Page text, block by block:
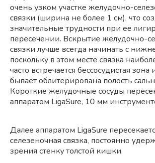
очень узком участке желудочно-
связки (ширина не более 1 см), что
значительные трудности при ее
пересечении. Вскрытие желудочно-
связки лучше всегда начинать с
поскольку в этом месте связка
часто встречается бессосудистая
бывает облитерирована полость
Короткие желудочные сосуды
аппаратом LigaSure, 10 мм
Далее аппаратом LigaSure
селезеночная связка, постоянно
зрения стенку толстой кишки.